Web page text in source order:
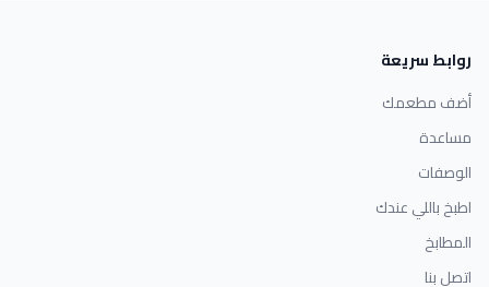
روابط سريعة
أضف مطعمك
مساعدة
الوصفات
اطبخ باللي عندك
المطابخ
اتصل بنا